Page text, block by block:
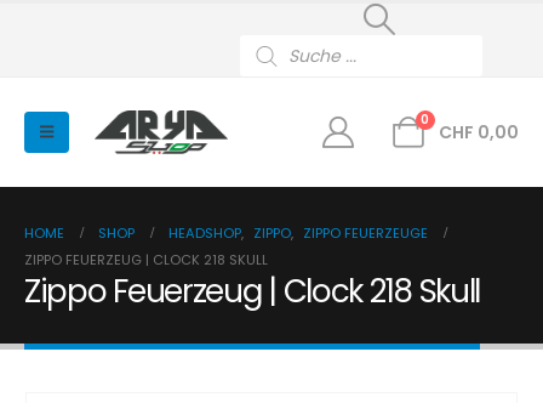
search
0
CHF 0,00
HOME SHOP HEADSHOP, ZIPPO, ZIPPO FEUERZEUGE
ZIPPO FEUERZEUG | CLOCK 218 SKULL
Zippo Feuerzeug | Clock 218 Skull